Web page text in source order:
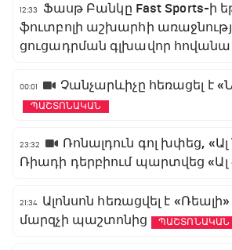
12:33
Ֆասթ Բանկը Fast Sports-ի
ֆուտբոլի աշխարհի
ցուցադրման գլխավոր
00:01 Չանչարևիչը հեռացել է
ՊԱՇՏՈՆԱԿԱՆ
23:32
Ռոնալդուն գոլ խփեց,
Ռիադի դերբիում պարտվեց «Ալ
21:34 Ալոնսոն հեռացվել է
մարզչի պաշտոնից
ՊԱՇՏՈՆԱԿԱՆ